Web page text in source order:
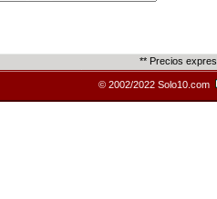
** Precios
© 2002/2022 Solo10.com